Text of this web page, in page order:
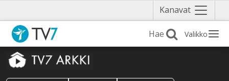
Kanavat Näytä
valikko
Valikko